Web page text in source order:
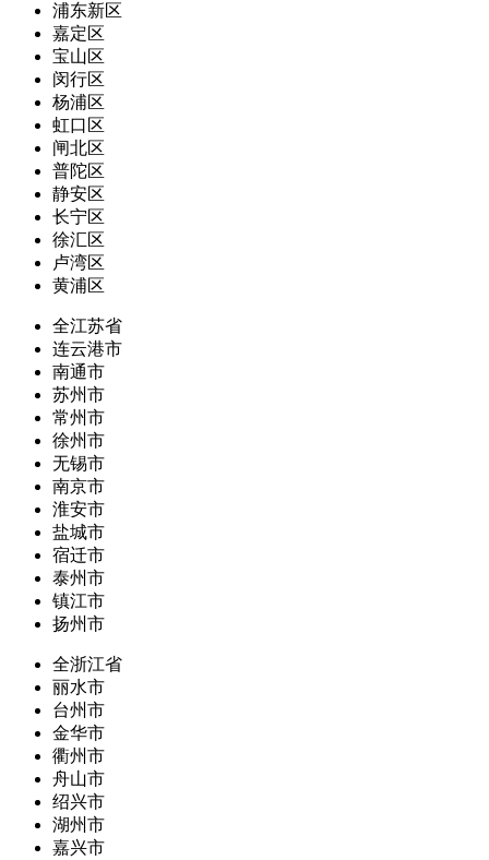
浦东新区
嘉定区
宝山区
闵行区
杨浦区
虹口区
闸北区
普陀区
静安区
长宁区
徐汇区
卢湾区
黄浦区
全江苏省
连云港市
南通市
苏州市
常州市
徐州市
无锡市
南京市
淮安市
盐城市
宿迁市
泰州市
镇江市
扬州市
全浙江省
丽水市
台州市
金华市
衢州市
舟山市
绍兴市
湖州市
嘉兴市